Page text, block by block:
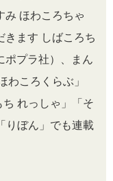
み ほわころちゃ
きます しばころち
ポプラ社）、まん
わころくらぶ」
ち れっしゃ」「そ
りぼん」でも連載